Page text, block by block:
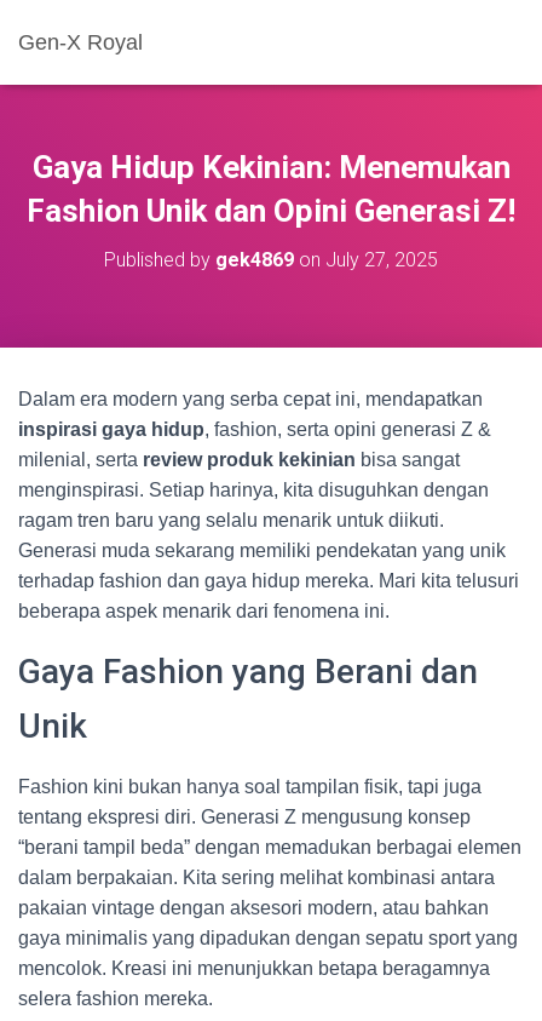
Gen-X Royal
Gaya Hidup Kekinian: Menemukan
Fashion Unik dan Opini Generasi Z!
Published by gek4869 on July 27, 2025
Dalam era modern yang serba cepat ini, mendapatkan
inspirasi gaya hidup, fashion, serta opini generasi Z &
milenial, serta review produk kekinian bisa sangat
menginspirasi. Setiap harinya, kita disuguhkan dengan
ragam tren baru yang selalu menarik untuk diikuti.
Generasi muda sekarang memiliki pendekatan yang unik
terhadap fashion dan gaya hidup mereka. Mari kita telusuri
beberapa aspek menarik dari fenomena ini.
Gaya Fashion yang Berani dan
Unik
Fashion kini bukan hanya soal tampilan fisik, tapi juga
tentang ekspresi diri. Generasi Z mengusung konsep
“berani tampil beda” dengan memadukan berbagai elemen
dalam berpakaian. Kita sering melihat kombinasi antara
pakaian vintage dengan aksesori modern, atau bahkan
gaya minimalis yang dipadukan dengan sepatu sport yang
mencolok. Kreasi ini menunjukkan betapa beragamnya
selera fashion mereka.